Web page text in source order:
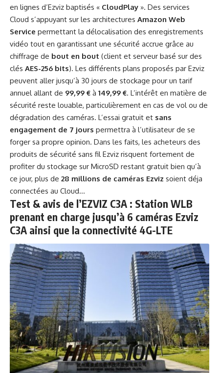
en lignes d’Ezviz baptisés « CloudPlay ». Des services
Cloud s’appuyant sur les architectures Amazon Web
Service permettant la délocalisation des enregistrements
vidéo tout en garantissant une sécurité accrue grâce au
chiffrage de bout en bout (client et serveur basé sur des
clés AES-256 bits). Les différents plans proposés par Ezviz
peuvent aller jusqu’à 30 jours de stockage pour un tarif
annuel allant de 99,99 € à 149,99 €. L’intérêt en matière de
sécurité reste louable, particulièrement en cas de vol ou de
dégradation des caméras. L’essai gratuit et sans
engagement de 7 jours permettra à l’utilisateur de se
forger sa propre opinion. Dans les faits, les acheteurs des
produits de sécurité sans fil Ezviz risquent fortement de
profiter du stockage sur MicroSD restant gratuit bien qu’à
ce jour, plus de 28 millions de caméras Ezviz soient déja
connectées au Cloud…
Test & avis de l’EZVIZ C3A : Station WLB
prenant en charge jusqu’à 6 caméras Ezviz
C3A ainsi que la connectivité 4G-LTE